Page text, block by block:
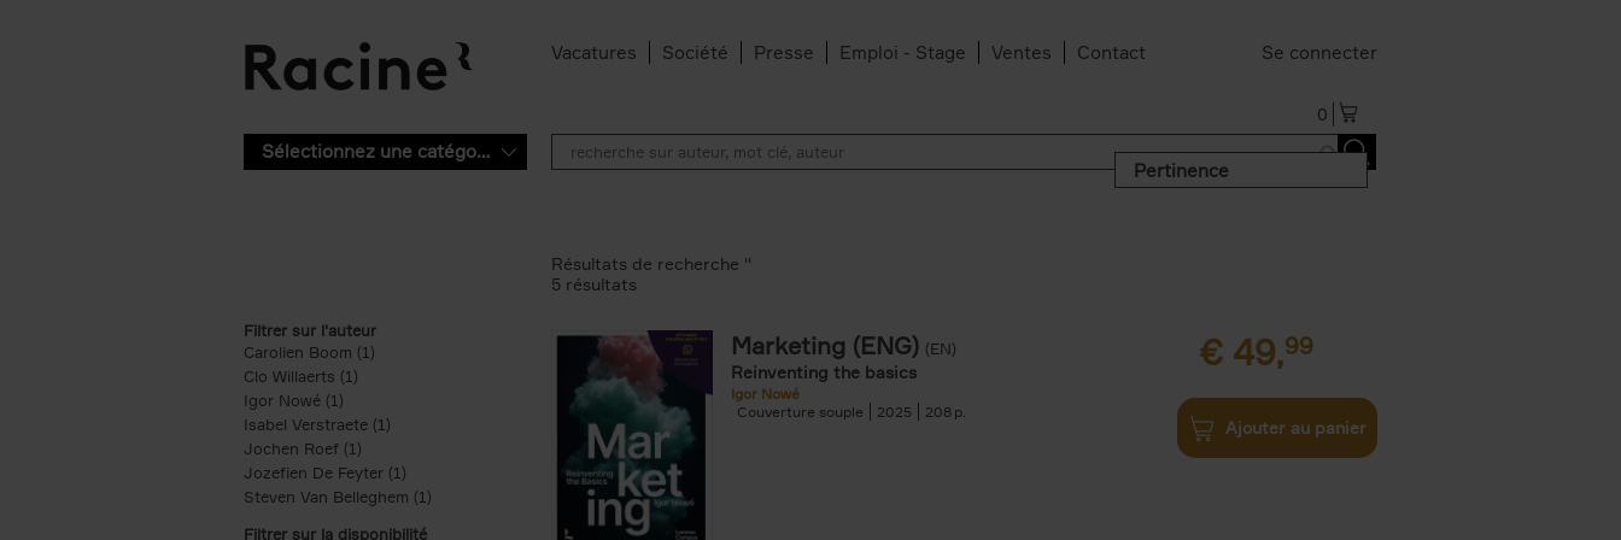
Vacatures Société Presse Emploi - Stage Ventes Contact Se connecter
0
Sélectionnez une catégorie
Pertinence
Filtrer sur l'auteur
Carolien Boom (1)
Clo Willaerts (1)
Igor Nowé (1)
Isabel Verstraete (1) Apply Isabel Verstraete filter
Jochen Roef (1)
Jozefien De Feyter (1) Apply Jozefien De Feyter filter
Steven Van Belleghem (1) Apply Steven Van Belleghem filter
Filtrer sur la disponibilité
Résultats de recherche ''
5 résultats
Marketing (ENG) (EN)
Reinventing the basics
Igor Nowé
Couverture souple
2025 208
€ 49,99
Ajouter au panier